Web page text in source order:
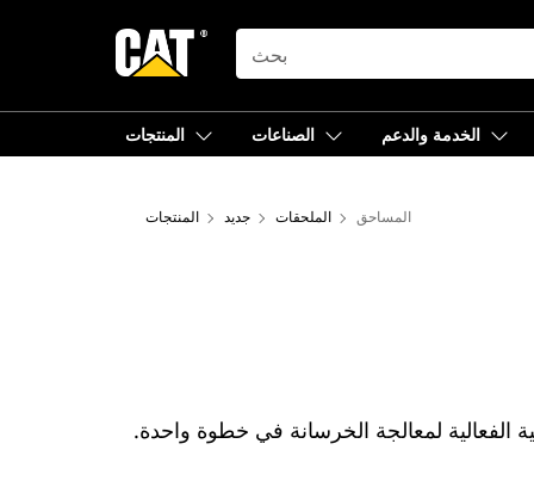
SEARCH
المنتجات الصناعات الخدمة والدعم
المنتجات جديد الملحقات المساحق